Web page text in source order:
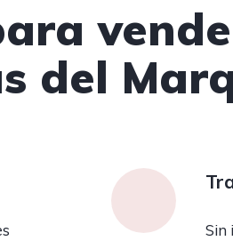
del
Sin